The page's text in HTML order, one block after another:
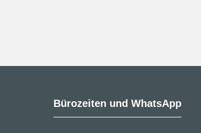
Bürozeiten und WhatsApp